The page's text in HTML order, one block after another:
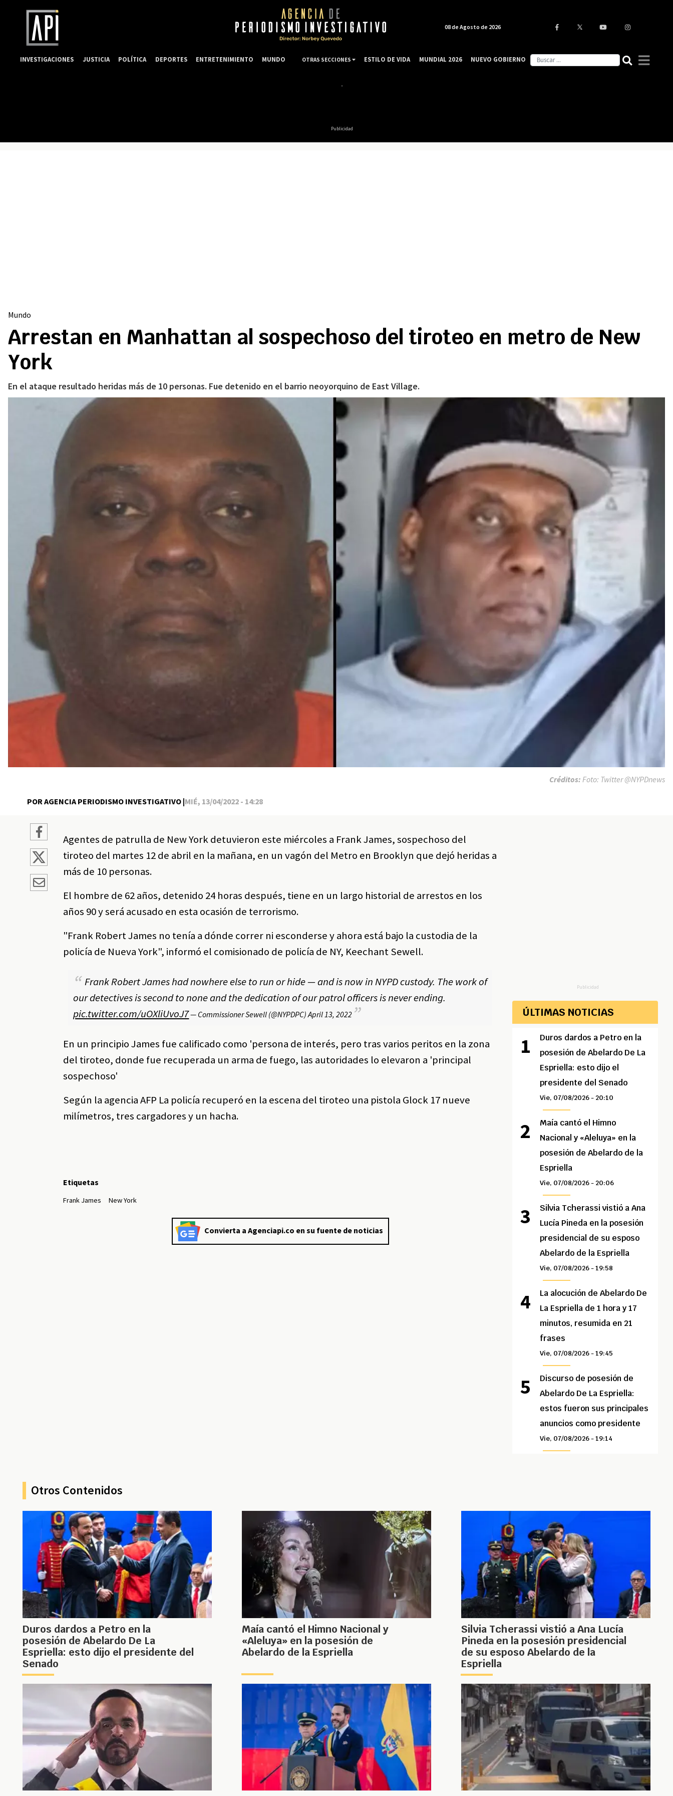
Publicidad
Mundo
Arrestan en Manhattan al sospechoso del tiroteo en metro de New
York
En el ataque resultado heridas más de 10 personas. Fue detenido en el barrio neoyorquino de East Village.
POR AGENCIA PERIODISMO INVESTIGATIVO |MIÉ, 13/04/2022 - 14:28
Créditos: Foto: Twitter @NYPDnews
Agentes de patrulla de New York detuvieron este miércoles a Frank James, sospechoso del
tiroteo del martes 12 de abril en la mañana, en un vagón del Metro en Brooklyn que dejó heridas a
más de 10 personas.
El hombre de 62 años, detenido 24 horas después, tiene en un largo historial de arrestos en los
años 90 y será acusado en esta ocasión de terrorismo.
"Frank Robert James no tenía a dónde correr ni esconderse y ahora está bajo la custodia de la
policía de Nueva York", informó el comisionado de policía de NY, Keechant Sewell.
Frank Robert James had nowhere else to run or hide — and is now in NYPD custody. The work of
our detectives is second to none and the dedication of our patrol officers is never ending.
pic.twitter.com/uOXliUvoJ7— Commissioner Sewell (@NYPDPC)April 13, 2022
En un principio James fue calificado como 'persona de interés, pero tras varios peritos en la zona
del tiroteo, donde fue recuperada un arma de fuego, las autoridades lo elevaron a 'principal
sospechoso'
Según la agencia AFP La policía recuperó en la escena del tiroteo una pistola Glock 17 nueve
milímetros, tres cargadores y un hacha.
Etiquetas
Frank James New York
Convierta a Agenciapi.co en su fuente de noticias
Publicidad
ÚLTIMAS NOTICIAS
Duros dardos a Petro en la
posesión de Abelardo De La
Espriella: esto dijo el
presidente del Senado
Vie, 07/08/2026 - 20:10
Maía cantó el Himno
Nacional y «Aleluya» en la
posesión de Abelardo de la
Espriella
Vie, 07/08/2026 - 20:06
Silvia Tcherassi vistió a Ana
Lucía Pineda en la posesión
presidencial de su esposo
Abelardo de la Espriella
Vie, 07/08/2026 - 19:58
La alocución de Abelardo De
La Espriella de 1 hora y 17
minutos, resumida en 21
frases
Vie, 07/08/2026 - 19:45
Discurso de posesión de
Abelardo De La Espriella:
estos fueron sus principales
anuncios como presidente
Vie, 07/08/2026 - 19:14
Otros Contenidos
Duros dardos a Petro en la
posesión de Abelardo De La
Espriella: esto dijo el presidente del
Senado
Maía cantó el Himno Nacional y
«Aleluya» en la posesión de
Abelardo de la Espriella
Silvia Tcherassi vistió a Ana Lucía
Pineda en la posesión presidencial
de su esposo Abelardo de la
Espriella
08 de Agosto de 2026
INVESTIGACIONES JUSTICIA POLÍTICA DEPORTES ENTRETENIMIENTO MUNDO OTRAS SECCIONES ESTILO DE VIDA MUNDIAL 2026 NUEVO GOBIERNO